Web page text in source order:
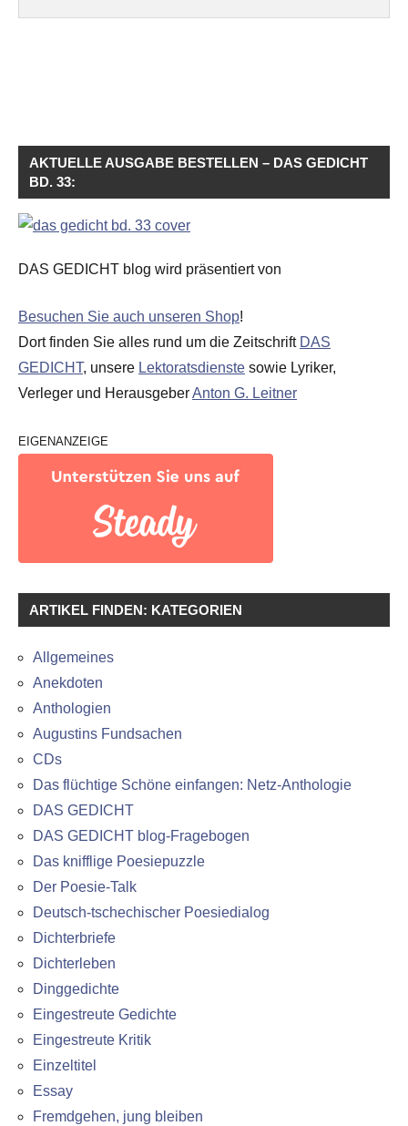
AKTUELLE AUSGABE BESTELLEN – DAS GEDICHT
BD. 33:
DAS GEDICHT blog wird präsentiert von
Besuchen Sie auch unseren Shop!
Dort finden Sie alles rund um die Zeitschrift DAS
GEDICHT, unsere Lektoratsdienste sowie Lyriker,
Verleger und HerausgeberAnton G. Leitner
EIGENANZEIGE
ARTIKEL FINDEN: KATEGORIEN
Allgemeines
Anekdoten
Anthologien
Augustins Fundsachen
CDs
Das flüchtige Schöne einfangen: Netz-Anthologie
DAS GEDICHT
DAS GEDICHT blog-Fragebogen
Das knifflige Poesiepuzzle
Der Poesie-Talk
Deutsch-tschechischer Poesiedialog
Dichterbriefe
Dichterleben
Dinggedichte
Eingestreute Gedichte
Eingestreute Kritik
Einzeltitel
Essay
Fremdgehen, jung bleiben